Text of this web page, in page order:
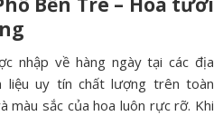
nhập về hàng ngày tại các địa
liệu uy tín chất lượng trên toàn
màu sắc của hoa luôn rực rỡ. Khi